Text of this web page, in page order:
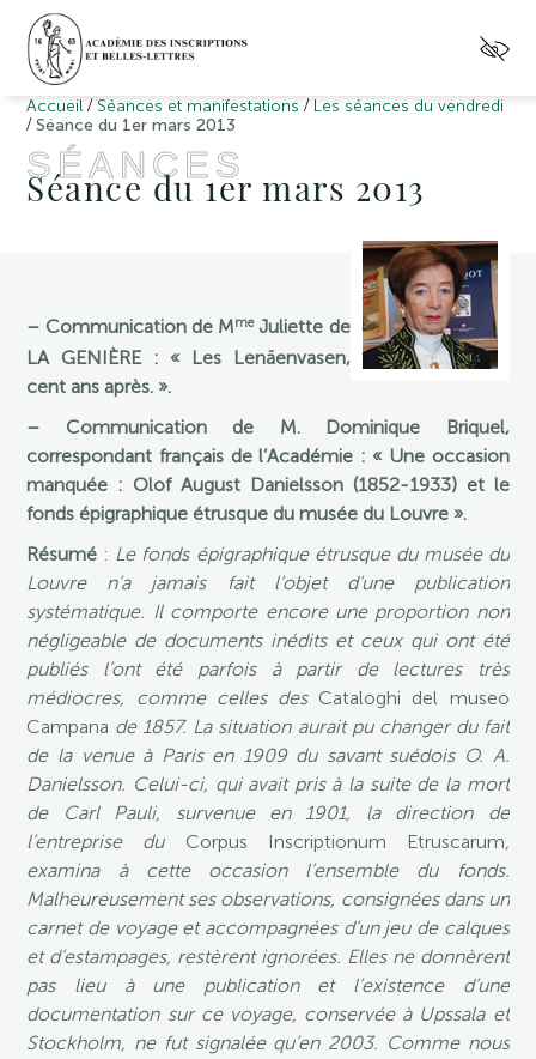
Accueil / Séances et manifestations / Les séances du vendredi
/Séance du 1er mars 2013
SÉANCES
Séance du 1er mars 2013
– Communication de MmeJuliette de
LA GENIÈRE : « Les Lenäenvasen,
cent ans après. ».
– Communication de M. Dominique Briquel,
correspondant français de l’Académie : « Une occasion
manquée : Olof August Danielsson (1852-1933) et le
fonds épigraphique étrusque du musée du Louvre ».
Résumé : Le fonds épigraphique étrusque du musée du
Louvre n’a jamais fait l’objet d’une publication
systématique. Il comporte encore une proportion non
négligeable de documents inédits et ceux qui ont été
publiés l’ont été parfois à partir de lectures très
médiocres, comme celles des Cataloghi del museo
Campana de 1857. La situation aurait pu changer du fait
de la venue à Paris en 1909 du savant suédois O. A.
Danielsson. Celui-ci, qui avait pris à la suite de la mort
de Carl Pauli, survenue en 1901, la direction de
l’entreprise du Corpus Inscriptionum Etruscarum,
examina à cette occasion l’ensemble du fonds.
Malheureusement ses observations, consignées dans un
carnet de voyage et accompagnées d’un jeu de calques
et d’estampages, restèrent ignorées. Elles ne donnèrent
pas lieu à une publication et l’existence d’une
documentation sur ce voyage, conservée à Upssala et
Stockholm, ne fut signalée qu’en 2003. Comme nous